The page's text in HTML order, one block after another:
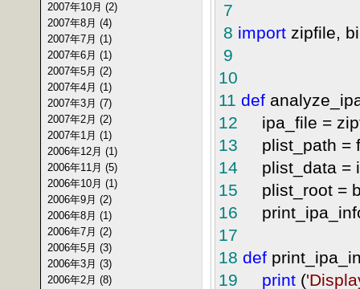
2007年10月 (2)
2007年8月 (4)
2007年7月 (1)
2007年6月 (1)
2007年5月 (2)
2007年4月 (1)
2007年3月 (7)
2007年2月 (2)
2007年1月 (1)
2006年12月 (1)
2006年11月 (5)
2006年10月 (1)
2006年9月 (2)
2006年8月 (1)
2006年7月 (2)
2006年5月 (3)
2006年3月 (3)
2006年2月 (8)
7
8 import zipfile,
9
10
11 def
12 ipa_file =
13 plist_path =
14 plist_data =
15 plist_root =
16
17
18 def
19
print ('